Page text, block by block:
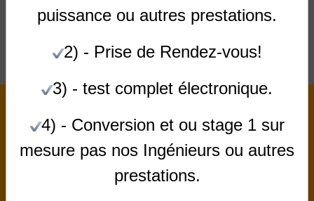
CLIQUEZ POUR VALIDER
Ajouter
Rechercher sur les pages
puissance ou autres prestations.
2) - Prise de Rendez-vous!
3) - test complet électronique.
4) - Conversion et ou stage 1 sur
mesure pas nos Ingénieurs ou autres
prestations.